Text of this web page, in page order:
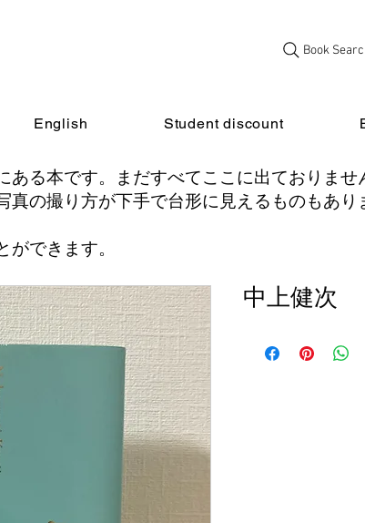
Book
English Student discount
る本です。まだすべてここに出ておりませ
の撮り方が下手で台形に見えるものもあり
できます。
中上健次